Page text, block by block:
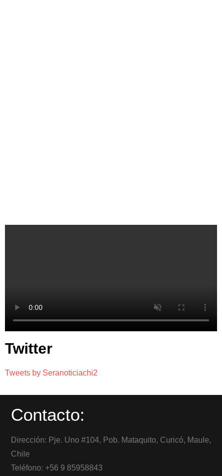
Twitter
Tweets by Seranoticiachi2
Contacto:
Dirección: Pje. Uno #104, Pob. Mataquito, Curicó, Maule,
Chile
Teléfono: +56 9 85958843